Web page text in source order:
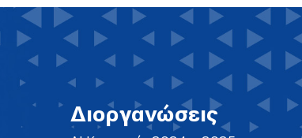
Διοργανώσεις